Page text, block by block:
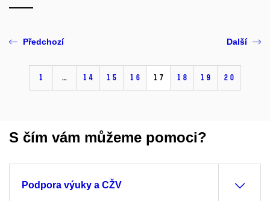
Předchozí
1 … 14 15 16 17 18 19 20
Další
S čím vám můžeme pomoci?
Podpora výuky a CŽV